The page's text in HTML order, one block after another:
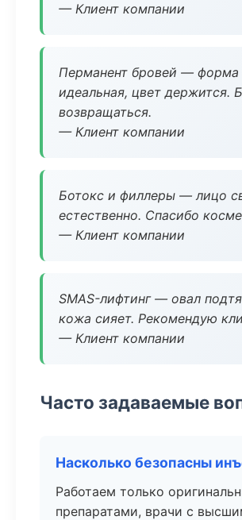
— Клиент компании
Перманент бровей — форма
идеальная, цвет держится.
возвращаться.
— Клиент компании
Ботокс и филлеры — лицо
естественно. Спасибо
— Клиент компании
SMAS-лифтинг — овал
кожа сияет. Рекомендую
— Клиент компании
Часто задаваемые
Насколько безопасны
Работаем только
препаратами, врачи с